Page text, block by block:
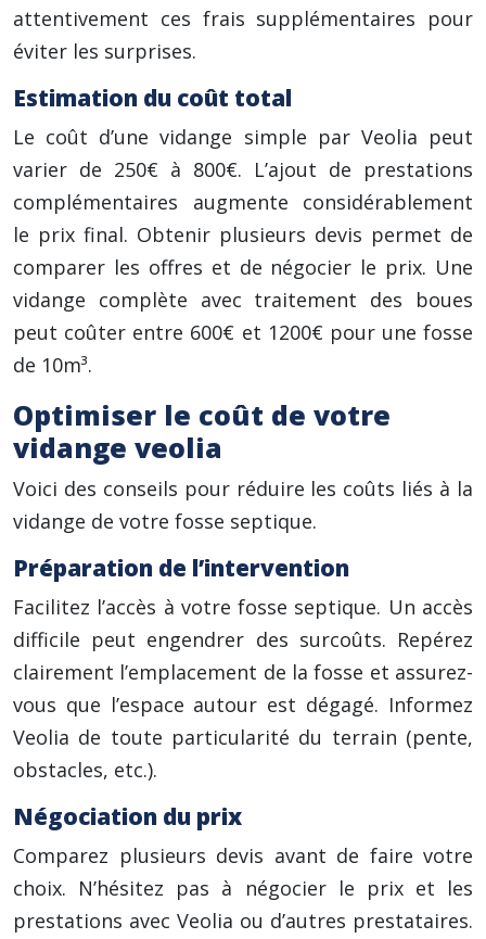
attentivement ces frais supplémentaires pour
éviter les surprises.
Estimation du coût total
Le coût d’une vidange simple par Veolia peut
varier de 250€ à 800€. L’ajout de prestations
complémentaires augmente considérablement
le prix final. Obtenir plusieurs devis permet de
comparer les offres et de négocier le prix. Une
vidange complète avec traitement des boues
peut coûter entre 600€ et 1200€ pour une fosse
de 10m³.
Optimiser le coût de votre
vidange veolia
Voici des conseils pour réduire les coûts liés à la
vidange de votre fosse septique.
Préparation de l’intervention
Facilitez l’accès à votre fosse septique. Un accès
difficile peut engendrer des surcoûts. Repérez
clairement l’emplacement de la fosse et assurez-
vous que l’espace autour est dégagé. Informez
Veolia de toute particularité du terrain (pente,
obstacles, etc.).
Négociation du prix
Comparez plusieurs devis avant de faire votre
choix. N’hésitez pas à négocier le prix et les
prestations avec Veolia ou d’autres prestataires.